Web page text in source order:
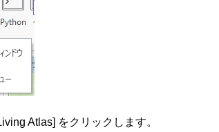
Atlas] をクリックします。